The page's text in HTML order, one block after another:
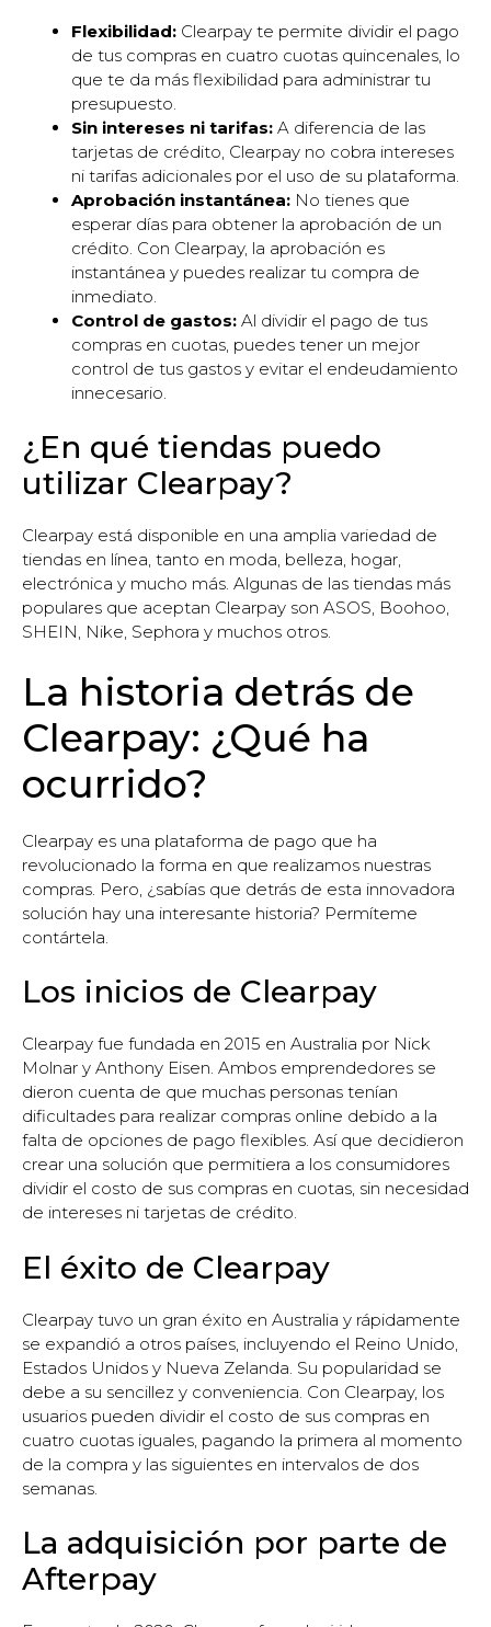
Flexibilidad: Clearpay te permite dividir el pago
de tus compras en cuatro cuotas quincenales, lo
que te da más flexibilidad para administrar tu
presupuesto.
Sin intereses ni tarifas: A diferencia de las
tarjetas de crédito, Clearpay no cobra intereses
ni tarifas adicionales por el uso de su plataforma.
Aprobación instantánea: No tienes que
esperar días para obtener la aprobación de un
crédito. Con Clearpay, la aprobación es
instantánea y puedes realizar tu compra de
inmediato.
Control de gastos: Al dividir el pago de tus
compras en cuotas, puedes tener un mejor
control de tus gastos y evitar el endeudamiento
innecesario.
¿En qué tiendas puedo
utilizar Clearpay?
Clearpay está disponible en una amplia variedad de
tiendas en línea, tanto en moda, belleza, hogar,
electrónica y mucho más. Algunas de las tiendas más
populares que aceptan Clearpay son ASOS, Boohoo,
SHEIN, Nike, Sephora y muchos otros.
La historia detrás de
Clearpay: ¿Qué ha
ocurrido?
Clearpay es una plataforma de pago que ha
revolucionado la forma en que realizamos nuestras
compras. Pero, ¿sabías que detrás de esta innovadora
solución hay una interesante historia? Permíteme
contártela.
Los inicios de Clearpay
Clearpay fue fundada en 2015 en Australia por Nick
Molnar y Anthony Eisen. Ambos emprendedores se
dieron cuenta de que muchas personas tenían
dificultades para realizar compras online debido a la
falta de opciones de pago flexibles. Así que decidieron
crear una solución que permitiera a los consumidores
dividir el costo de sus compras en cuotas, sin necesidad
de intereses ni tarjetas de crédito.
El éxito de Clearpay
Clearpay tuvo un gran éxito en Australia y rápidamente
se expandió a otros países, incluyendo el Reino Unido,
Estados Unidos y Nueva Zelanda. Su popularidad se
debe a su sencillez y conveniencia. Con Clearpay, los
usuarios pueden dividir el costo de sus compras en
cuatro cuotas iguales, pagando la primera al momento
de la compra y las siguientes en intervalos de dos
semanas.
La adquisición por parte de
Afterpay